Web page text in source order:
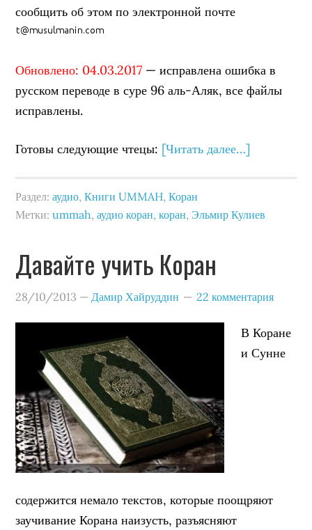
сообщить об этом по электронной почте
Обновлено: 04.03.2017 — исправлена ошибка в
русском переводе в суре 96 аль-Аляк, все файлы
исправлены.
Готовы следующие чтецы: [Читать далее…]
Раздел:аудио,Книги UMMAH,Коран
Метки:ummah,аудио коран,коран, Эльмир Кулиев
Давайте учить Коран
28/10/2013 —Дамир Хайруддин 22 комментария
В Коране
и Сунне
содержится немало текстов, которые поощряют
заучивание Корана наизусть, разъясняют